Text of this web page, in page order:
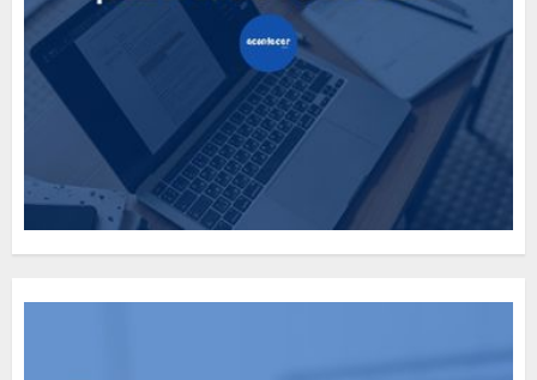
Need to Know About the
Classic Cars in a Retro